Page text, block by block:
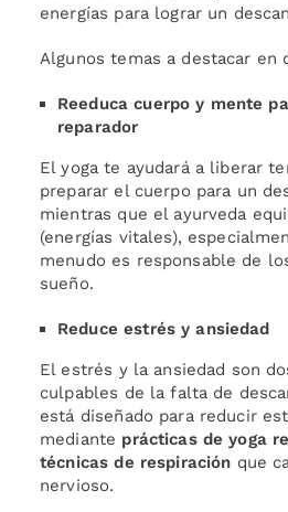
energías para lograr un
Algunos temas a destacar en
Reeduca cuerpo y mente
reparador
El yoga te ayudará a liberar
preparar el cuerpo para un
mientras que el ayurveda
(energías vitales),
menudo es responsable de
sueño.
Reduce estrés y ansiedad
El estrés y la ansiedad son
culpables de la falta de
está diseñado para reducir
mediante prácticas de yoga
técnicas de respiración que
nervioso.